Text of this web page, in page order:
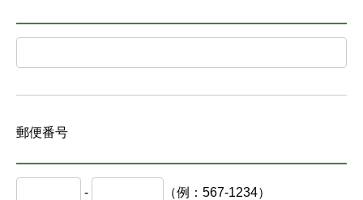
郵便番号
- （例：567-1234）